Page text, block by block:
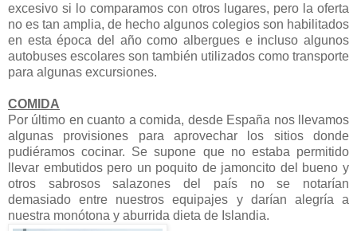
excesivo si lo comparamos con otros lugares, pero la oferta
no es tan amplia, de hecho algunos colegios son habilitados
en esta época del año como albergues e incluso algunos
autobuses escolares son también utilizados como transporte
para algunas excursiones.
COMIDA
Por último en cuanto a comida, desde España nos llevamos
algunas provisiones para aprovechar los sitios donde
pudiéramos cocinar. Se supone que no estaba permitido
llevar embutidos pero un poquito de jamoncito del bueno y
otros sabrosos salazones del país no se notarían
demasiado entre nuestros equipajes y darían alegría a
nuestra monótona y aburrida dieta de Islandia.